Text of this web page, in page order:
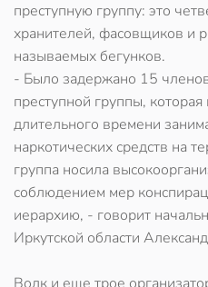
преступную группу: это
хранителей, фасовщиков и
называемых бегунков.
- Было задержано 15
преступной группы,
длительного времени
наркотических средств на
группа носила
соблюдением мер
иерархию, - говорит
Иркутской области